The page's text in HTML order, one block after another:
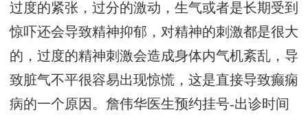
过度的紧张，过分的激动，生气或者是长期受到
惊吓还会导致精神抑郁，对精神的刺激都是很大
的，过度的精神刺激会造成身体内气机紊乱，导
致脏气不平很容易出现惊慌，这是直接导致癫痫
病的一个原因。 詹伟华医生预约挂号-出诊时间